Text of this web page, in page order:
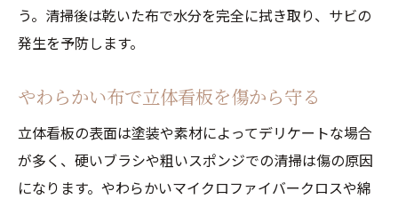
う。清掃後は乾いた布で水分を完全に拭き取り、サビの
発生を予防します。
やわらかい布で立体看板を傷から守る
立体看板の表面は塗装や素材によってデリケートな場合
が多く、硬いブラシや粗いスポンジでの清掃は傷の原因
になります。やわらかいマイクロファイバークロスや綿